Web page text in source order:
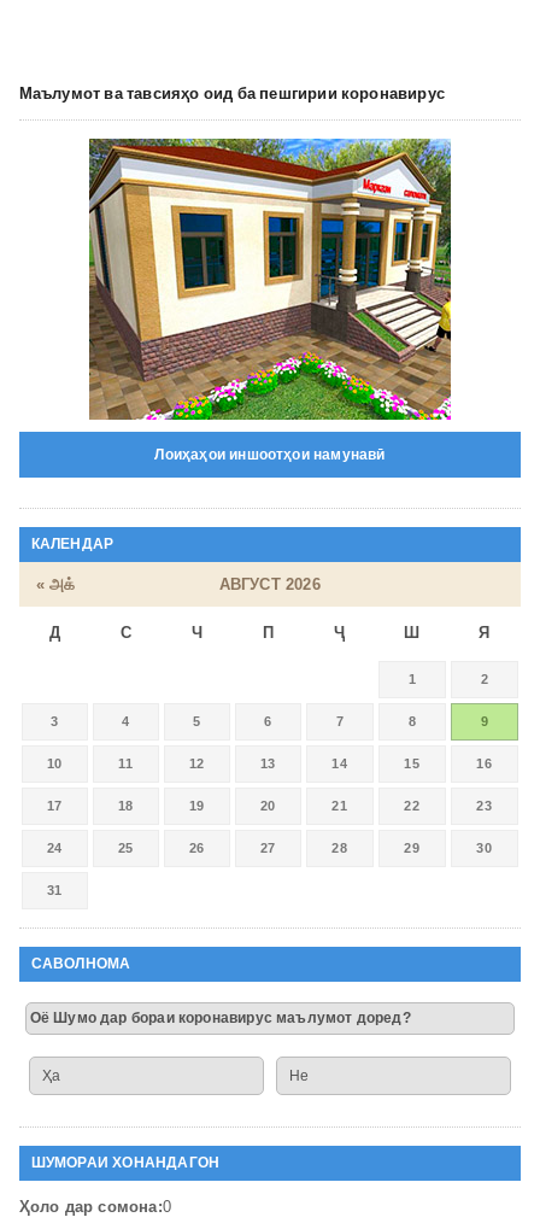
Маълумот ва тавсияҳо оид ба пешгирии коронавирус
Лоиҳаҳои иншоотҳои намунавӣ
КАЛЕНДАР
АВГУСТ 2026
Д С Ч П Ҷ Ш Я
« அக்
1 2
3 4 5 6 7 8 9
10 11 12 13 14 15 16
17 18 19 20 21 22 23
24 25 26 27 28 29 30
31
САВОЛНОМА
Оё Шумо дар бораи коронавирус маълумот доред?
Ҳа Не
ШУМОРАИ ХОНАНДАГОН
Ҳоло дар сомона:0